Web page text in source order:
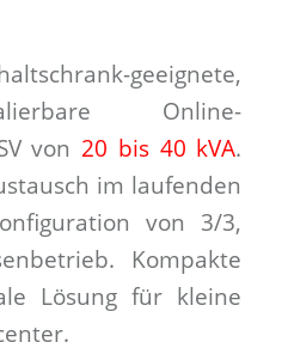
geeignete,
Online-
von 20 bis 40 kVA.
im laufenden
von 3/3,
Kompakte
Lösung für kleine